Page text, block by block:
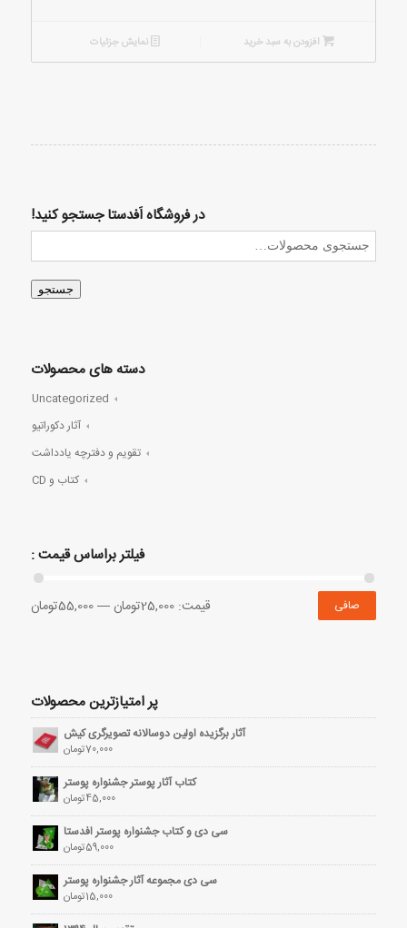
افزودن به سبد خرید نمایش جزئیات
در فروشگاه اَفدستا جستجو کنید!
جستجو
دسته های محصولات
Uncategorized
آثار دکوراتیو
تقویم و دفترچه یادداشت
کتاب و CD
فیلتر براساس قیمت :
صافی قيمت:25,000تومان —55,000تومان
پر امتیازترین محصولات
آثار برگزیده اولین دوسالانه تصویرگری کیش
70,000تومان
کتاب آثار پوستر جشنواره پوستر
45,000تومان
سی دی و کتاب جشنواره پوستر افدستا
59,000تومان
سی دی مجموعه آثار جشنواره پوستر
15,000تومان